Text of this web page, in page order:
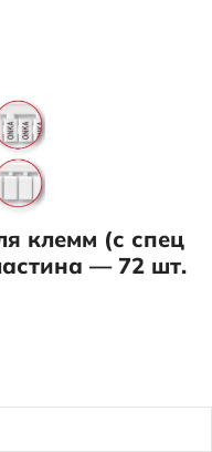
клемм (с спец
— 72 шт.